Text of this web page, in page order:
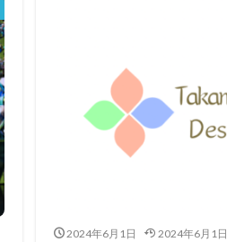
2024年6月1日 2024年6月1日